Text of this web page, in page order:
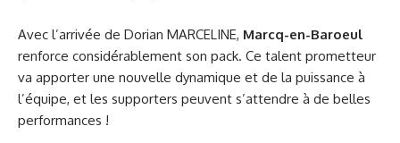
Avec l’arrivée de Dorian MARCELINE, Marcq-en-Baroeul
renforce considérablement son pack. Ce talent prometteur
va apporter une nouvelle dynamique et de la puissance à
l’équipe, et les supporters peuvent s’attendre à de belles
performances !